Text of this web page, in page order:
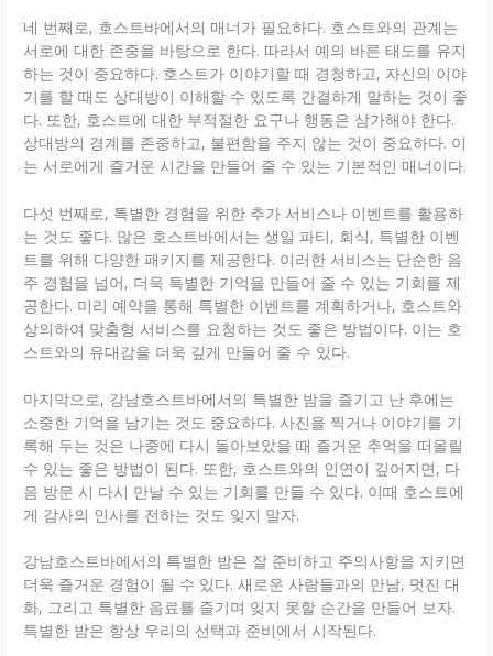
네 번째로, 호스트바에서의 매너가 필요하다. 호스트와의 관계는
서로에 대한 존중을 바탕으로 한다. 따라서 예의 바른 태도를 유지
하는 것이 중요하다. 호스트가 이야기할 때 경청하고, 자신의 이야
기를 할 때도 상대방이 이해할 수 있도록 간결하게 말하는 것이 좋
다. 또한, 호스트에 대한 부적절한 요구나 행동은 삼가해야 한다.
상대방의 경계를 존중하고, 불편함을 주지 않는 것이 중요하다. 이
는 서로에게 즐거운 시간을 만들어 줄 수 있는 기본적인 매너이다.
다섯 번째로, 특별한 경험을 위한 추가 서비스나 이벤트를 활용하
는 것도 좋다. 많은 호스트바에서는 생일 파티, 회식, 특별한 이벤
트를 위해 다양한 패키지를 제공한다. 이러한 서비스는 단순한 음
주 경험을 넘어, 더욱 특별한 기억을 만들어 줄 수 있는 기회를 제
공한다. 미리 예약을 통해 특별한 이벤트를 계획하거나, 호스트와
상의하여 맞춤형 서비스를 요청하는 것도 좋은 방법이다. 이는 호
스트와의 유대감을 더욱 깊게 만들어 줄 수 있다.
마지막으로, 강남호스트바에서의 특별한 밤을 즐기고 난 후에는
소중한 기억을 남기는 것도 중요하다. 사진을 찍거나 이야기를 기
록해 두는 것은 나중에 다시 돌아보았을 때 즐거운 추억을 떠올릴
수 있는 좋은 방법이 된다. 또한, 호스트와의 인연이 깊어지면, 다
음 방문 시 다시 만날 수 있는 기회를 만들 수 있다. 이때 호스트에
게 감사의 인사를 전하는 것도 잊지 말자.
강남호스트바에서의 특별한 밤은 잘 준비하고 주의사항을 지키면
더욱 즐거운 경험이 될 수 있다. 새로운 사람들과의 만남, 멋진 대
화, 그리고 특별한 음료를 즐기며 잊지 못할 순간을 만들어 보자.
특별한 밤은 항상 우리의 선택과 준비에서 시작된다.